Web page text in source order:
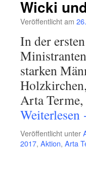
Wicki
Veröffentlicht am
In der
starken
Arta
Weiterlesen
Veröffentlicht unter
2017, Aktion, Arta